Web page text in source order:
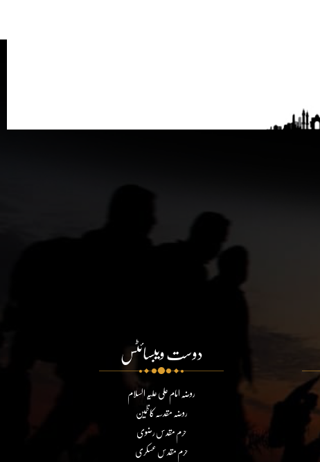
دوست ویبسائٹس
روضہ امام علی علیہ السلام
روضہ مقدسہ کاظمین
حرم مقدس رضوی
حرم مقدس عسکری